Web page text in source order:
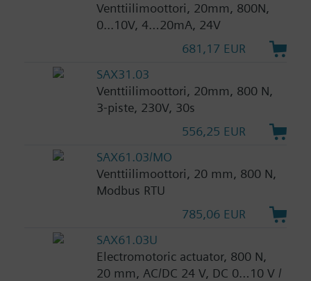
Venttiilimoottori, 20mm, 800N,
0...10V, 4…20mA, 24V
681,17 EUR
SAX31.03
Venttiilimoottori, 20mm, 800 N,
3-piste, 230V, 30s
556,25 EUR
SAX61.03/MO
Venttiilimoottori, 20 mm, 800 N,
Modbus RTU
785,06 EUR
SAX61.03U
Electromotoric actuator, 800 N,
20 mm, AC/DC 24 V, DC 0…10 V /